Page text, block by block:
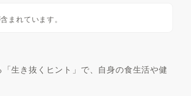
まれています。
生き抜くヒント」で、自身の食生活や健